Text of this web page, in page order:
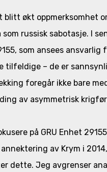
blitt økt oppmerksomhet
russisk sabotasje. I
som ansees
tilfeldige – de er
foregår ikke bare
av asymmetrisk
på GRU Enhet
av Krym i
dette. Jeg avgrenser